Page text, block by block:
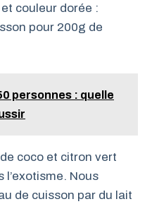
couleur dorée :
pour 200g de
personnes : quelle
coco et citron vert
l’exotisme. Nous
de cuisson par du lait